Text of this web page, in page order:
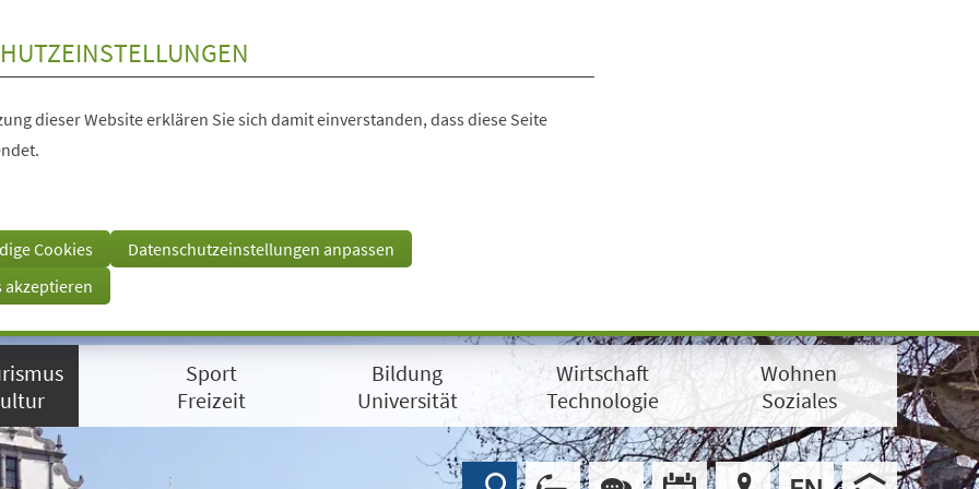
dieser Website erklären Sie sich damit einverstanden, dass diese Seite
Cookies
Datenschutzeinstellungen anpassen
akzeptieren
Sport
Freizeit
Bildung
Universität
Wirtschaft
Technologie
Wohnen
Soziales